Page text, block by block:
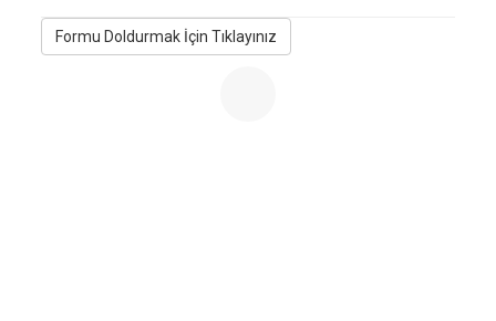
Formu Doldurmak İçin Tıklayınız